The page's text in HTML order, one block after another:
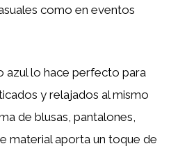
como en eventos
azul lo hace perfecto para
y relajados al mismo
de blusas, pantalones,
material aporta un toque de